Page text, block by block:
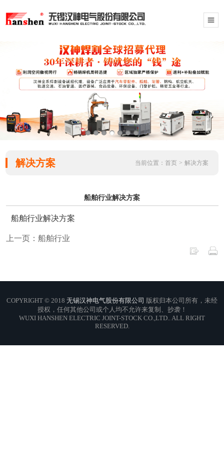
解决方案 当前位置： 首页 > 解决方案
船舶行业解决方案
船舶行业解决方案
上一页：船舶行业
COPYRIGHT © 2018 无锡汉神电气股份有限公司 版权归本公司所有，未经
授权，任何其他公司或个人均不允许来复制、抄袭！
WUXI HANSHEN ELECTRIC JOINT-STOCK CO.,LTD.. ALL RIGHT
RESERVED.